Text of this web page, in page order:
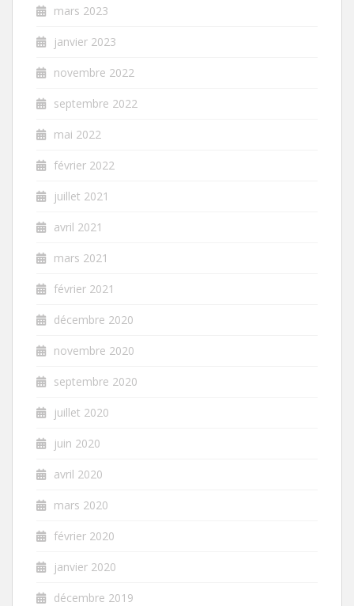
mars 2023
janvier 2023
novembre 2022
septembre 2022
mai 2022
février 2022
juillet 2021
avril 2021
mars 2021
février 2021
décembre 2020
novembre 2020
septembre 2020
juillet 2020
juin 2020
avril 2020
mars 2020
février 2020
janvier 2020
décembre 2019